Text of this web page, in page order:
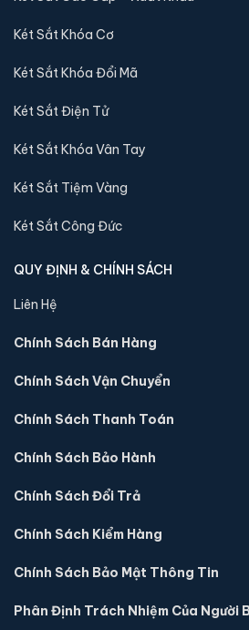
quý khách hàng còn hàng tại hệ
còn hàng chúng tôi sẽ báo lại
nhập khẩu 88 sẽ báo lại và
tới quý khách
Video về sản phẩm Két
A1D-60-TLB App
Sản phẩm cùng dòng
Khám phá thêm các mẫu thuộc dòng
hàng.
Két Sắt Khóa Cơ
Két Sắt Khóa Đổi Mã
Két Sắt Điện Tử
Két Sắt Khóa Vân Tay
Két Sắt Tiệm Vàng
Két Sắt Công Đức
QUY ĐỊNH & CHÍNH SÁCH
Liên Hệ
Chính Sách Bán Hàng
Chính Sách Vận Chuyển
Chính Sách Thanh Toán
Chính Sách Bảo Hành
Chính Sách Đổi Trả
Chính Sách Kiểm Hàng
Chính Sách Bảo Mật Thông Tin
Phân Định Trách Nhiệm Của Người